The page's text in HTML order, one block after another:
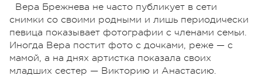
Вера Брежнева не часто публикует в сети
снимки со своими родными и лишь периодически
певица показывает фотографии с членами семьи.
Иногда Вера постит фото с дочками, реже — с
мамой, а на днях артистка показала своих
младших сестер — Викторию и Анастасию.